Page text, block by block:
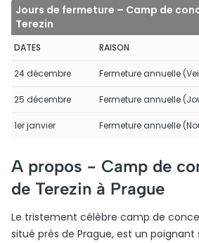
Jours de fermeture – Camp de
Terezin
DATES RAISON
24 décembre Fermeture annuelle
25 décembre Fermeture annuelle
1er janvier Fermeture annuelle
A propos - Camp de
de Terezin à Prague
Le tristement célèbre camp de
situé près de Prague, est un poignant